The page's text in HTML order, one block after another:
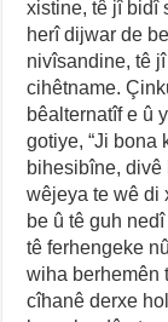
xistine, tê jî bidî
herî dijwar de
nivîsandine, tê
cihêtname.
bêalternatîf e û
gotiye, “Ji bona
bihesibîne, divê
wêjeya te wê di
be û tê guh
tê ferhengeke
wiha berhemên
cîhanê derxe